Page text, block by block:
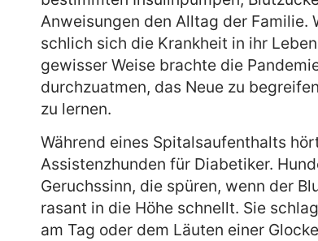
Anweisungen den Alltag der Familie.
schlich sich die Krankheit in ihr
gewisser Weise brachte die
durchzuatmen, das Neue zu
zu lernen.
Während eines Spitalsaufenthalts
Assistenzhunden für Diabetiker.
Geruchssinn, die spüren, wenn der
rasant in die Höhe schnellt. Sie
am Tag oder dem Läuten einer